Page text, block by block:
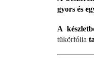
gyors és
A
tükörfólia